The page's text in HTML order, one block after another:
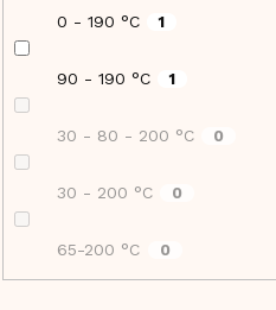
0 - 190 °C 1
90 - 190 °C 1
30 - 80 - 200 °C 0
30 - 200 °C 0
65-200 °C 0